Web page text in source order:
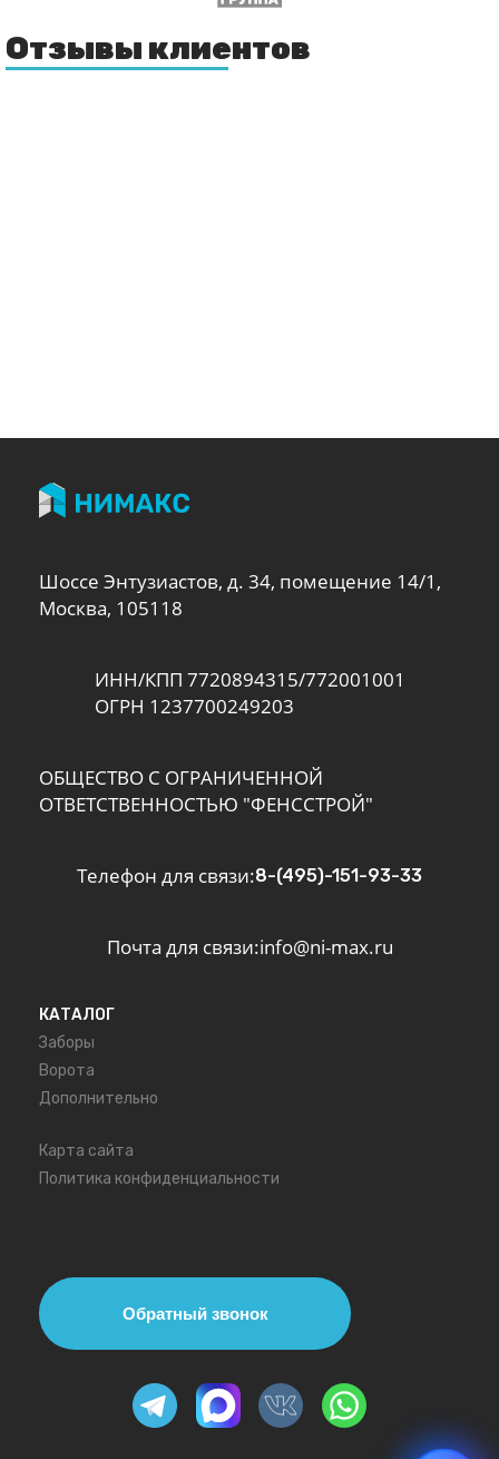
Отзывы клиентов
Шоссе Энтузиастов, д. 34, помещение 14/1,
Москва, 105118
ИНН/КПП 7720894315/772001001
ОГРН 1237700249203
ОБЩЕСТВО С ОГРАНИЧЕННОЙ
ОТВЕТСТВЕННОСТЬЮ "ФЕНССТРОЙ"
Телефон для связи:8-(495)-151-93-33
Почта для связи:info@ni-max.ru
КАТАЛОГ
Заборы
Ворота
Дополнительно
Карта сайта
Политика конфиденциальности
Обратный звонок